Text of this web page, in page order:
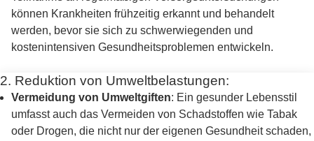
können Krankheiten frühzeitig erkannt und behandelt
werden, bevor sie sich zu schwerwiegenden und
kostenintensiven Gesundheitsproblemen entwickeln.
2. Reduktion von Umweltbelastungen:
Vermeidung von Umweltgiften: Ein gesunder Lebensstil
umfasst auch das Vermeiden von Schadstoffen wie Tabak
oder Drogen, die nicht nur der eigenen Gesundheit schaden,